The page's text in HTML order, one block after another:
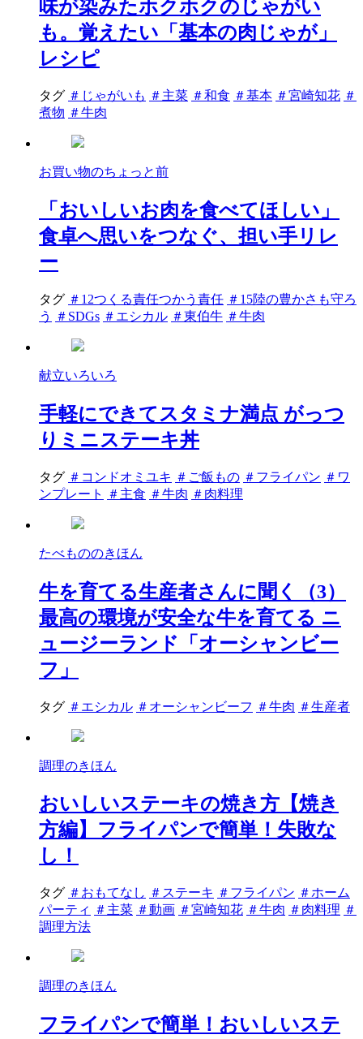
味が染みたホクホクのじゃがい
も。覚えたい「基本の肉じゃが」
レシピ
タグ ＃じゃがいも ＃主菜 ＃和食 ＃基本 ＃宮崎知花 ＃
煮物 ＃牛肉
お買い物のちょっと前
「おいしいお肉を食べてほしい」
食卓へ思いをつなぐ、担い手リレ
ー
タグ ＃12つくる責任つかう責任 ＃15陸の豊かさも守ろ
う
＃SDGs ＃エシカル ＃東伯牛 ＃牛肉
献立いろいろ
手軽にできてスタミナ満点 がっつ
りミニステーキ丼
タグ ＃コンドオミユキ ＃ご飯もの ＃フライパン ＃ワ
ンプレート
＃主食 ＃牛肉 ＃肉料理
たべもののきほん
牛を育てる生産者さんに聞く（3）
最高の環境が安全な牛を育てる ニ
ュージーランド「オーシャンビー
フ」
タグ ＃エシカル ＃オーシャンビーフ ＃牛肉 ＃生産者
調理のきほん
おいしいステーキの焼き方【焼き
方編】フライパンで簡単！失敗な
し！
タグ ＃おもてなし ＃ステーキ ＃フライパン ＃ホーム
パーティ ＃主菜 ＃動画 ＃宮崎知花 ＃牛肉 ＃肉料理 ＃
調理方法
調理のきほん
フライパンで簡単！おいしいステ